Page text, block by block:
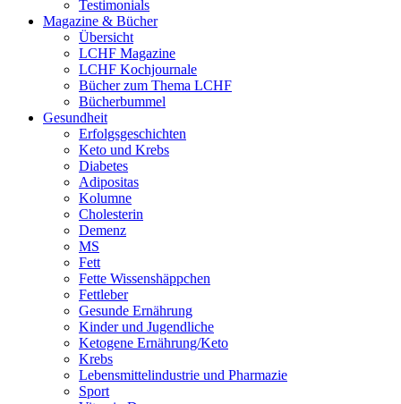
Testimonials
Magazine & Bücher
Übersicht
LCHF Magazine
LCHF Kochjournale
Bücher zum Thema LCHF
Bücherbummel
Gesundheit
Erfolgsgeschichten
Keto und Krebs
Diabetes
Adipositas
Kolumne
Cholesterin
Demenz
MS
Fett
Fette Wissenshäppchen
Fettleber
Gesunde Ernährung
Kinder und Jugendliche
Ketogene Ernährung/Keto
Krebs
Lebensmittelindustrie und Pharmazie
Sport